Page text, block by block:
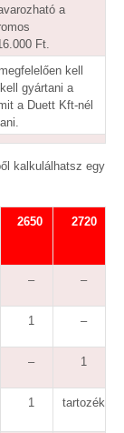
a
Ft.
kell
gyártani a
a Duett Kft-nél
kalkulálhatsz egy
2650 2720
– –
1 –
– 1
1 tartozék